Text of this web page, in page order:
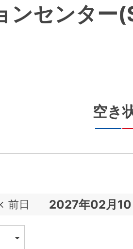
ンセンター
空き
前日